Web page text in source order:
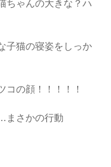
ちゃんの大きな？ハ
子猫の寝姿をしっか
コの顔！！！！！
まさかの行動